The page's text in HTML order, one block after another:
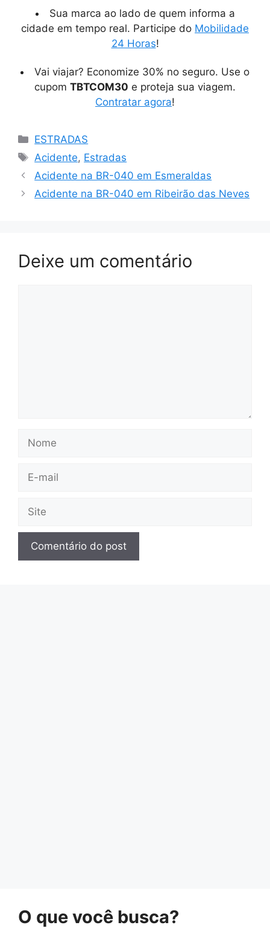
Sua marca ao lado de quem informa a
cidade em tempo real. Participe do Mobilidade
24 Horas!
Vai viajar? Economize 30% no seguro. Use o
cupom TBTCOM30 e proteja sua viagem.
Contratar agora!
Categorias
ESTRADAS
Tags
Acidente, Estradas
Acidente na BR-040 em Esmeraldas
Acidente na BR-040 em Ribeirão das Neves
Deixe um comentário
Nome
Site
O que você busca?